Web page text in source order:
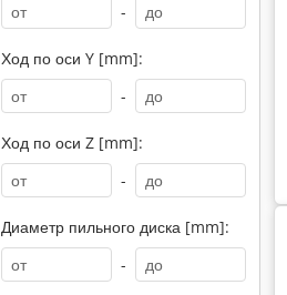
-
Ход по оси Y [mm]:
-
Ход по оси Z [mm]:
-
Диаметр пильного диска [mm]:
-